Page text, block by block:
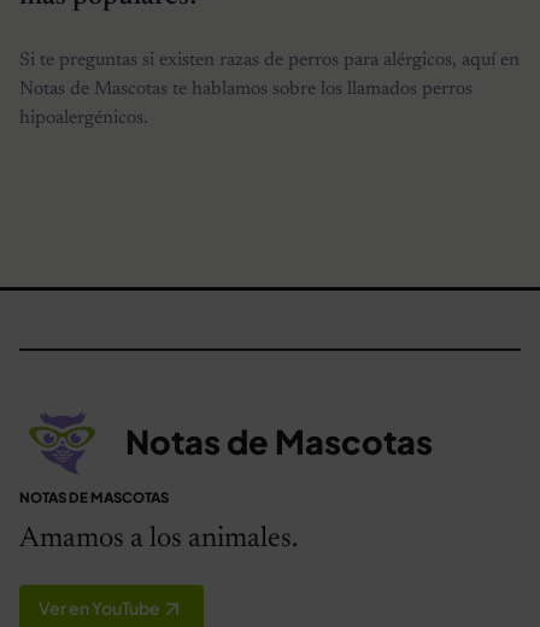
Si te preguntas si existen razas de perros para alérgicos, aquí en
Notas de Mascotas te hablamos sobre los llamados perros
hipoalergénicos.
Notas de Mascotas
NOTAS DE MASCOTAS
Amamos a los animales.
Ver en YouTube